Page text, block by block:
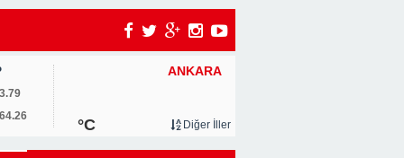
ANKARA
°C Diğer İller